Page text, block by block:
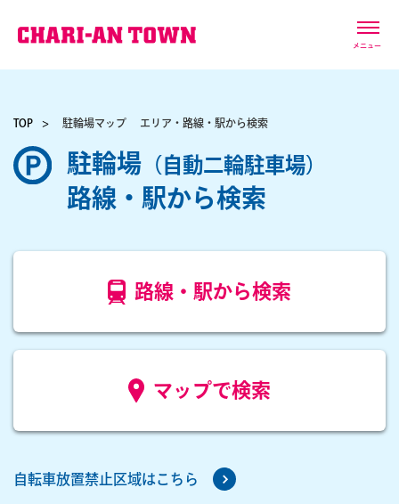
メニュー
TOP 駐輪場マップ エリア・路線・駅から検索
駐輪場 （自動二輪駐車場）
路線・駅から検索
路線・駅から検索
マップで検索
自転車放置禁止区域はこちら